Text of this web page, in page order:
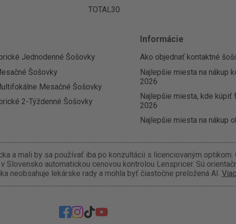
TOTAL30
Jednodenné Šošovky
Šošovky
Mesačné Šošovky
2-Týždenné Šošovky
Informácie
Ako objednať kontaktné
Najlepšie miesta na nákup
2026
Najlepšie miesta, kde kúpiť
2026
Najlepšie miesta na nákup
a mali by sa používať iba po konzultácii s licenciovaným optikom.
Slovensko automatickou cenovou kontrolou Lenspricer. Sú
neobsahuje lekárske rady a mohla byť čiastočne preložená AI.